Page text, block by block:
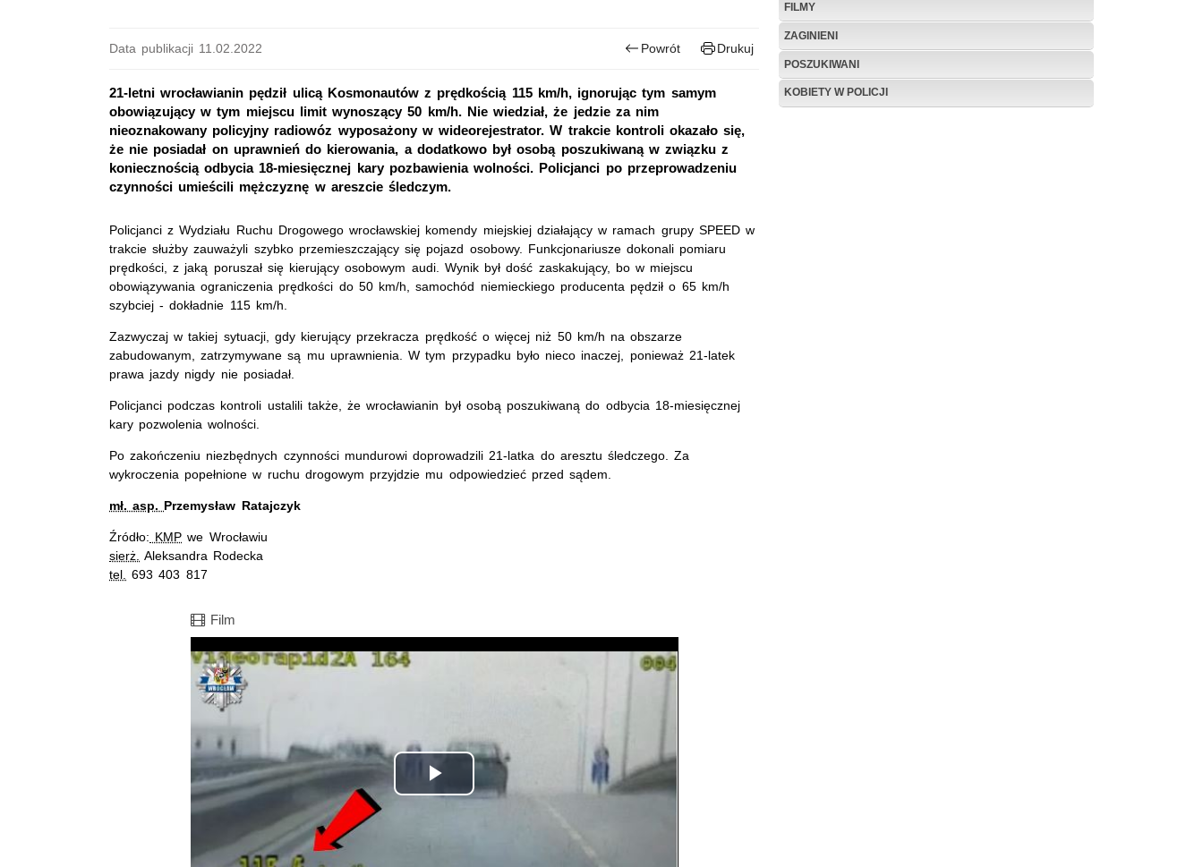
Data publikacji 11.02.2022 Powrót Drukuj
21-letni wrocławianin pędził ulicą Kosmonautów z prędkością 115 km/h, ignorując tym samym
obowiązujący w tym miejscu limit wynoszący 50 km/h. Nie wiedział, że jedzie za nim
nieoznakowany policyjny radiowóz wyposażony w wideorejestrator. W trakcie kontroli okazało się,
że nie posiadał on uprawnień do kierowania, a dodatkowo był osobą poszukiwaną w związku z
koniecznością odbycia 18-miesięcznej kary pozbawienia wolności. Policjanci po przeprowadzeniu
czynności umieścili mężczyznę w areszcie śledczym.
Policjanci z Wydziału Ruchu Drogowego wrocławskiej komendy miejskiej działający w ramach grupy SPEED w
trakcie służby zauważyli szybko przemieszczający się pojazd osobowy. Funkcjonariusze dokonali pomiaru
prędkości, z jaką poruszał się kierujący osobowym audi. Wynik był dość zaskakujący, bo w miejscu
obowiązywania ograniczenia prędkości do 50 km/h, samochód niemieckiego producenta pędził o 65 km/h
szybciej - dokładnie 115 km/h.
Zazwyczaj w takiej sytuacji, gdy kierujący przekracza prędkość o więcej niż 50 km/h na obszarze
zabudowanym, zatrzymywane są mu uprawnienia. W tym przypadku było nieco inaczej, ponieważ 21-latek
prawa jazdy nigdy nie posiadał.
Policjanci podczas kontroli ustalili także, że wrocławianin był osobą poszukiwaną do odbycia 18-miesięcznej
kary pozwolenia wolności.
Po zakończeniu niezbędnych czynności mundurowi doprowadzili 21-latka do aresztu śledczego. Za
wykroczenia popełnione w ruchu drogowym przyjdzie mu odpowiedzieć przed sądem.
mł. asp. Przemysław Ratajczyk
Źródło: KMP we Wrocławiu
sierż. Aleksandra Rodecka
tel.
693 403 817
Film
Film
Odtwórz
FILMY
ZAGINIENI
POSZUKIWANI
KOBIETY W POLICJI